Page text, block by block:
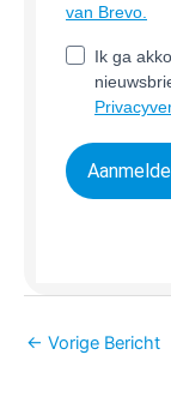
van Brevo.
Ik ga
← Vorige Bericht